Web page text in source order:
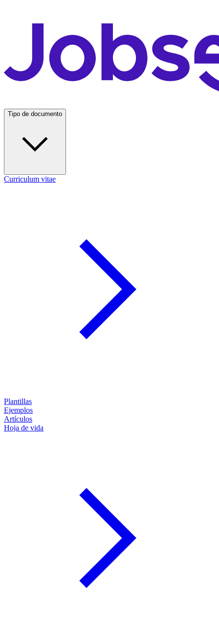
Tipo de documento
Curriculum vitae
Plantillas
Ejemplos
Artículos
Hoja de vida